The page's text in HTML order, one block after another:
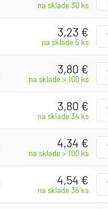
na sklade 30 ks
3,23 €
na sklade 5 ks
3,80 €
na sklade > 100 ks
3,80 €
na sklade 34 ks
4,34 €
na sklade > 100 ks
4,54 €
na sklade 36 ks